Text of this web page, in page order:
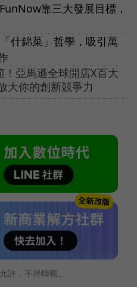
靠三大發展目標，
什錦菜」哲學，吸引萬
亞馬遜全球開店X百大
大你的創新競爭力
許，不得轉載。